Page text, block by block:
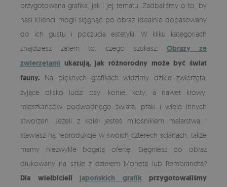
przygotowana grafika, jak i jej tematu. Zadbaliśmy o to, by
nasi Klienci mogli sięgnąć po obraz idealnie dopasowany
do ich gustu i poczucia estetyki. W kilku kategoriach
znajdziesz zatem to, czego szukasz.Obrazy ze
zwierzętami ukazują, jak różnorodny może być świat
fauny. Na pięknych grafikach widzimy dzikie zwierzęta,
żyjące blisko ludzi psy, konie, koty, a nawet krowy,
mieszkańców podwodnego świata, ptaki i wiele innych
stworzeń. Jeżeli z kolei jesteś miłośnikiem malarstwa i
stawiasz na reprodukcje w swoich czterech ścianach, także
mamy niezwykle bogatą ofertę. Sięgniesz po obraz
drukowany na szkle z dziełem Moneta lub Rembrandta?
Dla wielbicieli japońskich grafikprzygotowaliśmy